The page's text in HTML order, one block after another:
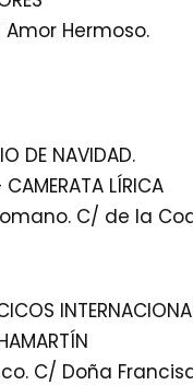
Hermoso.
DE NAVIDAD.
CAMERATA LÍRICA
C/ de la
C/ Doña